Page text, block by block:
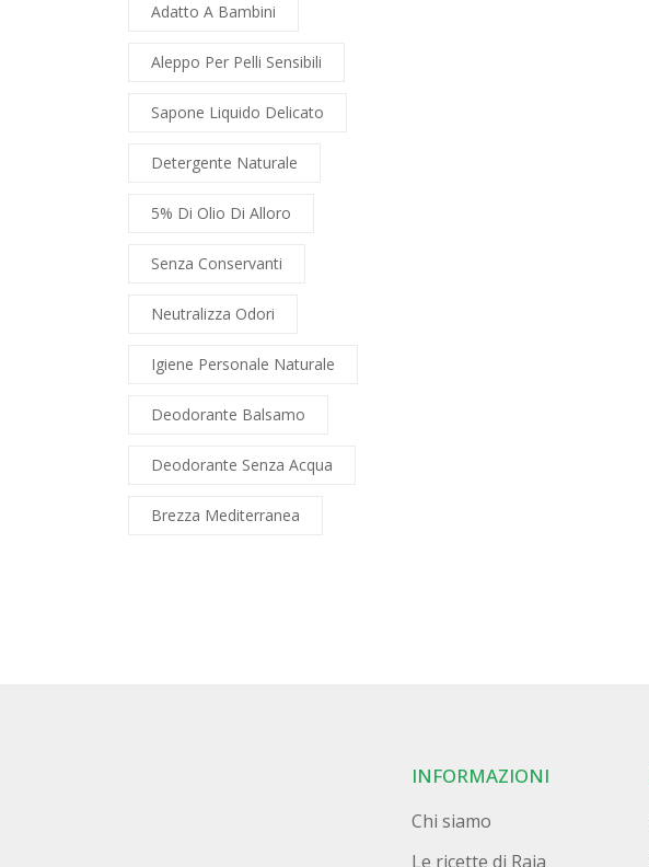
Adatto A Bambini
Aleppo Per Pelli Sensibili
Sapone Liquido Delicato
Detergente Naturale
5% Di Olio Di Alloro
Senza Conservanti
Neutralizza Odori
Igiene Personale Naturale
Deodorante Balsamo
Deodorante Senza Acqua
Brezza Mediterranea
INFORMAZIONI
Chi siamo
Le ricette di Raja